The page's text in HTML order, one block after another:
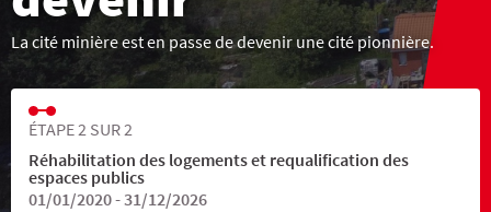
La cité minière est en passe de devenir une cité pionnière.
ÉTAPE 2 SUR 2
Réhabilitation des logements et requalification des
espaces publics
01/01/2020 - 31/12/2026